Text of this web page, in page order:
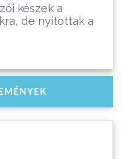
készek a
de nyitottak a